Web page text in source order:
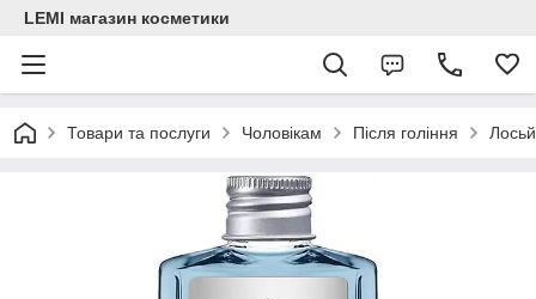
LEMI магазин косметики
Товари та послуги Чоловікам Після гоління